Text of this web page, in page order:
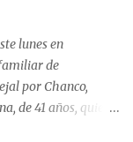
El informe
se registró en
lunes en
de
por Chanco,
de 41 años, quien